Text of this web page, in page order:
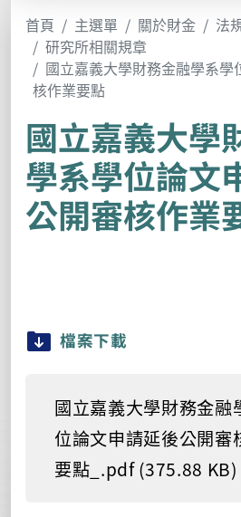
首頁 主選單 關於財金
法
研究所相關規章
國立嘉義大學財務金融學系學
核作業要點
國立嘉義大學
學系學位論文
公開審核作業
檔案下載
國立嘉義大學財務金融
位論文申請延後公開審
要點_.pdf (375.88 KB)